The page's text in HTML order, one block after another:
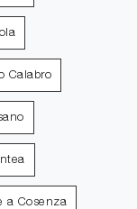
Calabro
a Cosenza